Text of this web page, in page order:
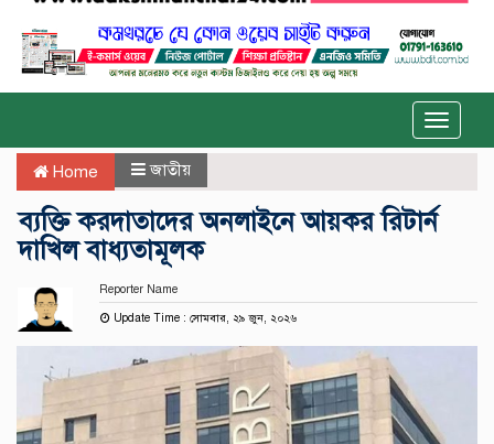
Toggle
Home জাতীয়
ব্যক্তি করদাতাদের অনলাইনে আয়কর রিটার্ন
দাখিল বাধ্যতামূলক
Reporter Name
Update Time : সোমবার, ২৯ জুন, ২০২৬